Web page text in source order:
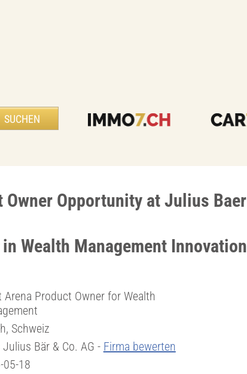
Owner Opportunity at Julius Baer
Wealth Management Innovation
Arena Product Owner for Wealth
Schweiz
Julius Bär & Co. AG - Firma bewerten
05-18